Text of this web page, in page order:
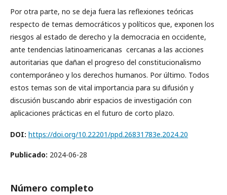
Por otra parte, no se deja fuera las reflexiones teóricas
respecto de temas democráticos y políticos que, exponen los
riesgos al estado de derecho y la democracia en occidente,
ante tendencias latinoamericanas cercanas a las acciones
autoritarias que dañan el progreso del constitucionalismo
contemporáneo y los derechos humanos. Por último. Todos
estos temas son de vital importancia para su difusión y
discusión buscando abrir espacios de investigación con
aplicaciones prácticas en el futuro de corto plazo.
DOI: https://doi.org/10.22201/ppd.26831783e.2024.20
Publicado: 2024-06-28
Número completo